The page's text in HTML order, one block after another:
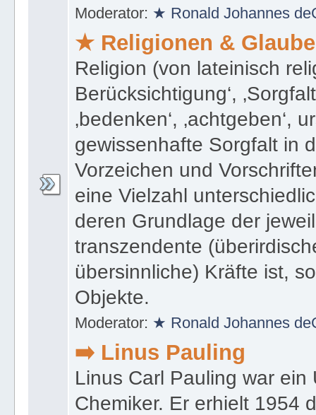
Moderator: ★ Ronald Johannes
★ Religionen &
Religion (von lateinisch
Berücksichtigung‘,
‚bedenken‘, ‚achtgeben‘,
gewissenhafte Sorgfalt in
Vorzeichen und
eine Vielzahl
deren Grundlage der
transzendente
übersinnliche) Kräfte ist,
Objekte.
Moderator: ★ Ronald Johannes
➡️ Linus Pauling
Linus Carl Pauling war ein
Chemiker. Er erhielt 1954